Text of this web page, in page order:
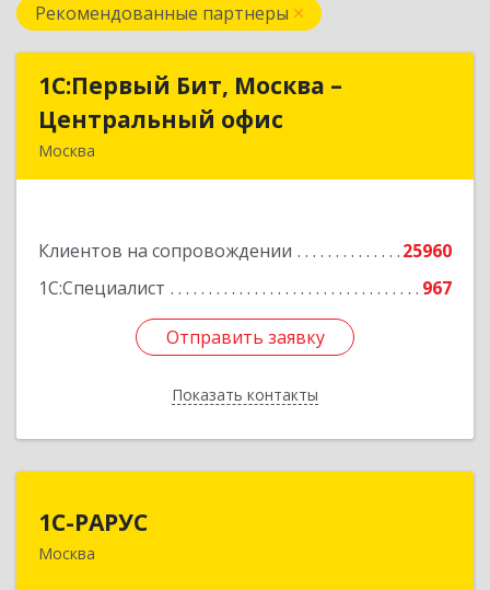
Рекомендованные партнеры
1С:Первый Бит, Москва –
Центральный офис
Москва
Клиентов на сопровождении
25960
1С:Специалист
967
Отправить заявку
Показать контакты
1С:Первый Бит, Москва –
Центральный офис
Отправить заявку
Назад
1С-РАРУС
Москва127434, Москва г, Дмитровское ш, дом № 9Б